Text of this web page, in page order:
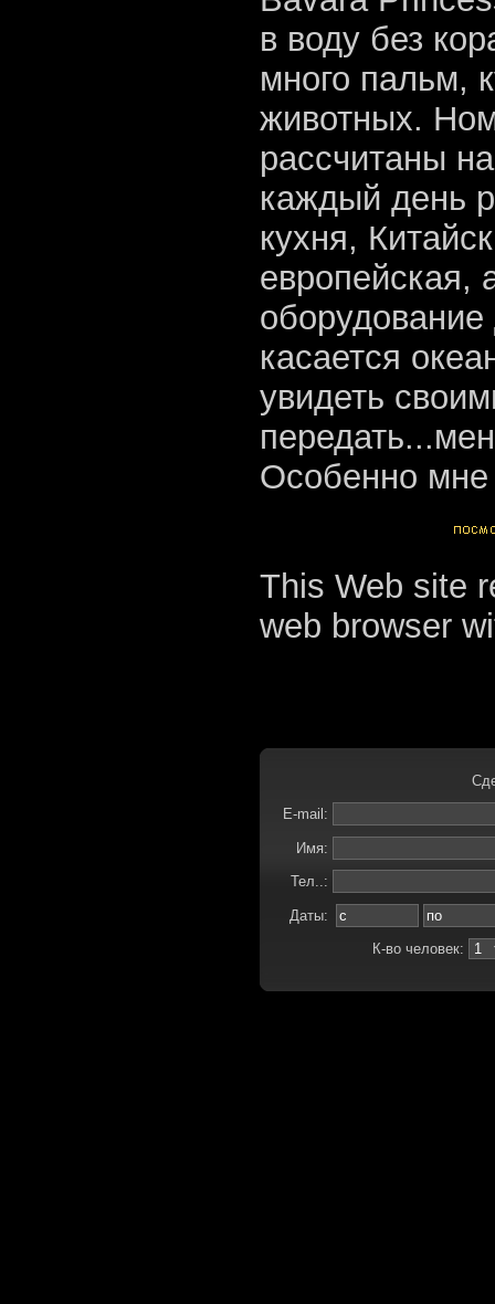
в воду без
много пальм,
животных.
рассчитаны
каждый день
кухня,
европейская,
касается
увидеть
Особенно мне
This Web site
web browser
E-mail:
Имя:
Тел..:
Даты:
К-во человек: